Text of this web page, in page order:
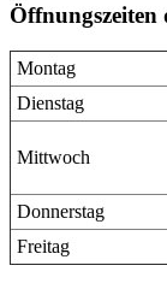
Öffnungszeiten
Montag
Dienstag
Mittwoch
Donnerstag
Freitag